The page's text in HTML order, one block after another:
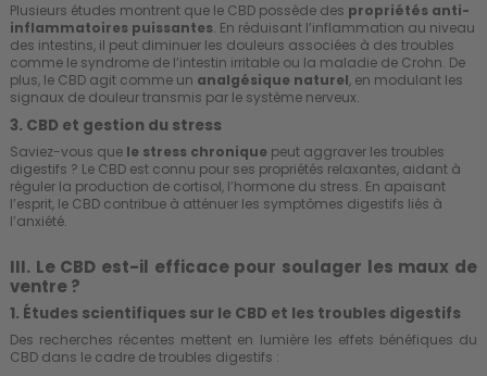
Plusieurs études montrent que le CBD possède des propriétés anti-
inflammatoires puissantes. En réduisant l’inflammation au niveau
des intestins, il peut diminuer les douleurs associées à des troubles
comme le syndrome de l’intestin irritable ou la maladie de Crohn. De
plus, le CBD agit comme un analgésique naturel, en modulant les
signaux de douleur transmis par le système nerveux.
3. CBD et gestion du stress
Saviez-vous que le stress chronique peut aggraver les troubles
digestifs ? Le CBD est connu pour ses propriétés relaxantes, aidant à
réguler la production de cortisol, l’hormone du stress. En apaisant
l’esprit, le CBD contribue à atténuer les symptômes digestifs liés à
l’anxiété.
III. Le CBD est-il efficace pour soulager les maux de
ventre ?
1. Études scientifiques sur le CBD et les troubles digestifs
Des recherches récentes mettent en lumière les effets bénéfiques du
CBD dans le cadre de troubles digestifs :